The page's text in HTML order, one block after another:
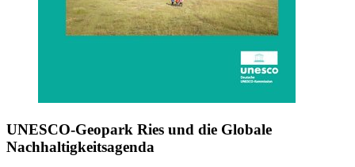
UNESCO-Geopark Ries und die Globale
Nachhaltigkeitsagenda